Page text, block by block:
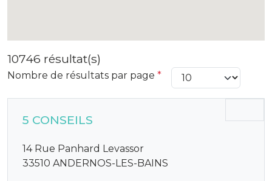
10746 résultat(s)
Nombre de résultats par page *
5 CONSEILS
14 Rue Panhard Levassor
33510 ANDERNOS-LES-BAINS